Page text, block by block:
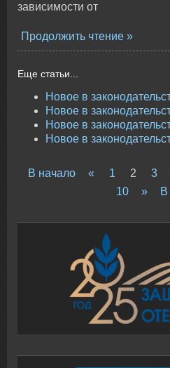
зависимости от
Продолжить чтение
Еще статьи...
Новое в
Новое в
Новое в
Новое в
В начало « 1 2 3
10
» В